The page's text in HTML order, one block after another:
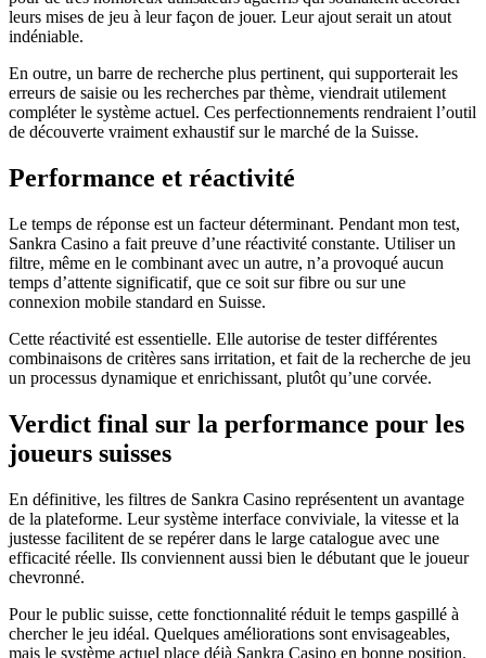
leurs mises de jeu à leur façon de jouer. Leur ajout serait un atout
indéniable.
En outre, un barre de recherche plus pertinent, qui supporterait les
erreurs de saisie ou les recherches par thème, viendrait utilement
compléter le système actuel. Ces perfectionnements rendraient l’outil
de découverte vraiment exhaustif sur le marché de la Suisse.
Performance et réactivité
Le temps de réponse est un facteur déterminant. Pendant mon test,
Sankra Casino a fait preuve d’une réactivité constante. Utiliser un
filtre, même en le combinant avec un autre, n’a provoqué aucun
temps d’attente significatif, que ce soit sur fibre ou sur une
connexion mobile standard en Suisse.
Cette réactivité est essentielle. Elle autorise de tester différentes
combinaisons de critères sans irritation, et fait de la recherche de jeu
un processus dynamique et enrichissant, plutôt qu’une corvée.
Verdict final sur la performance pour les
joueurs suisses
En définitive, les filtres de Sankra Casino représentent un avantage
de la plateforme. Leur système interface conviviale, la vitesse et la
justesse facilitent de se repérer dans le large catalogue avec une
efficacité réelle. Ils conviennent aussi bien le débutant que le joueur
chevronné.
Pour le public suisse, cette fonctionnalité réduit le temps gaspillé à
chercher le jeu idéal. Quelques améliorations sont envisageables,
mais le système actuel place déjà Sankra Casino en bonne position.